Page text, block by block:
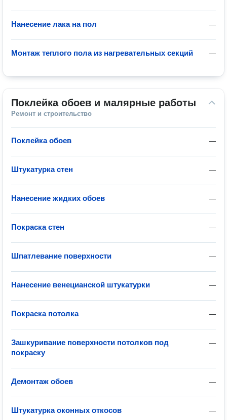
—
Нанесение лака на пол
—
Монтаж теплого пола из нагревательных секций
Поклейка обоев и малярные работы
Ремонт и строительство
—
Поклейка обоев
—
Штукатурка стен
—
Нанесение жидких обоев
—
Покраска стен
—
Шпатлевание поверхности
—
Нанесение венецианской штукатурки
—
Покраска потолка
—
Зашкуривание поверхности потолков под
покраску
—
Демонтаж обоев
—
Штукатурка оконных откосов